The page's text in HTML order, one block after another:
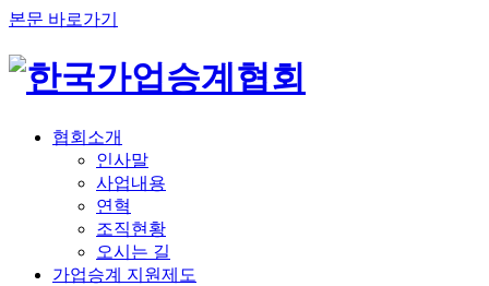
본문 바로가기
협회소개
인사말
사업내용
연혁
조직현황
오시는 길
가업승계 지원제도